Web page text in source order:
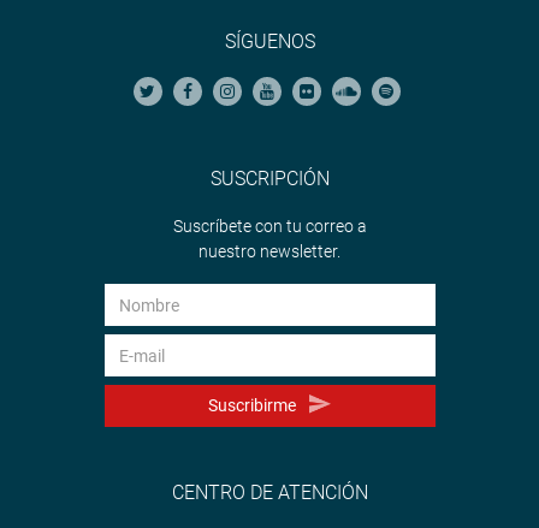
SÍGUENOS
SUSCRIPCIÓN
Suscríbete con tu correo a
nuestro newsletter.
Suscribirme
CENTRO DE ATENCIÓN